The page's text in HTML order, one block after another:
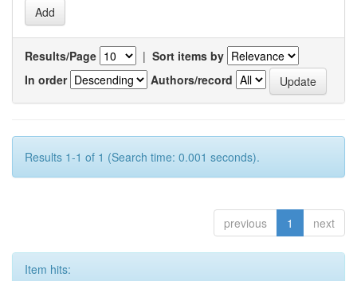
Results/Page | Sort items by
In order
Authors/record
Results 1-1 of 1 (Search time: 0.001 seconds).
previous 1 next
Item hits: